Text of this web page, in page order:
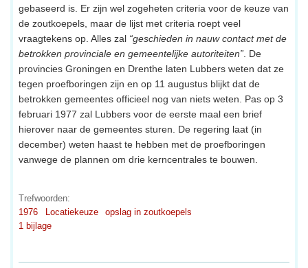
gebaseerd is. Er zijn wel zogeheten criteria voor de keuze van
de zoutkoepels, maar de lijst met criteria roept veel
vraagtekens op. Alles zal “geschieden in nauw contact met de
betrokken provinciale en gemeentelijke autoriteiten” . De
provincies Groningen en Drenthe laten Lubbers weten dat ze
tegen proefboringen zijn en op 11 augustus blijkt dat de
betrokken gemeentes officieel nog van niets weten. Pas op 3
februari 1977 zal Lubbers voor de eerste maal een brief
hierover naar de gemeentes sturen. De regering laat (in
december) weten haast te hebben met de proefboringen
vanwege de plannen om drie kerncentrales te bouwen.
Trefwoorden:
1976
Locatiekeuze
opslag in zoutkoepels
1 bijlage